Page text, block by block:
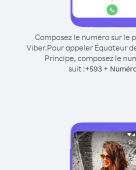
Composez le numéro sur le
Viber.Pour appeler Équateur
Príncipe, composez le
suit :+593+